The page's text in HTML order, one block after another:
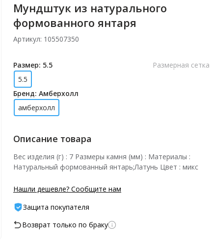
Мундштук из натурального
формованного янтаря
Артикул: 105507350
Размер: 5.5
Размерная сетка
5.5
Бренд: Амберхолл
амберхолл
Описание товара
Вес изделия (г) : 7 Размеры камня (мм) : Материалы :
Натуральный формованный янтарь;Латунь Цвет : микс
Нашли дешевле? Сообщите нам
Защита покупателя
Возврат только по браку